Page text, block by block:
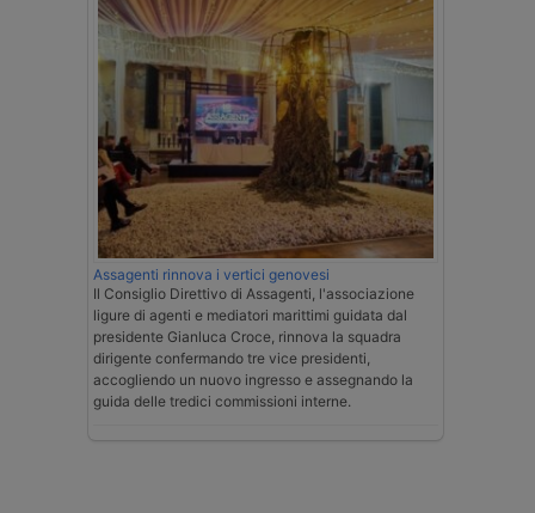
Assagenti rinnova i vertici genovesi
Il Consiglio Direttivo di Assagenti, l'associazione
ligure di agenti e mediatori marittimi guidata dal
presidente Gianluca Croce, rinnova la squadra
dirigente confermando tre vice presidenti,
accogliendo un nuovo ingresso e assegnando la
guida delle tredici commissioni interne.